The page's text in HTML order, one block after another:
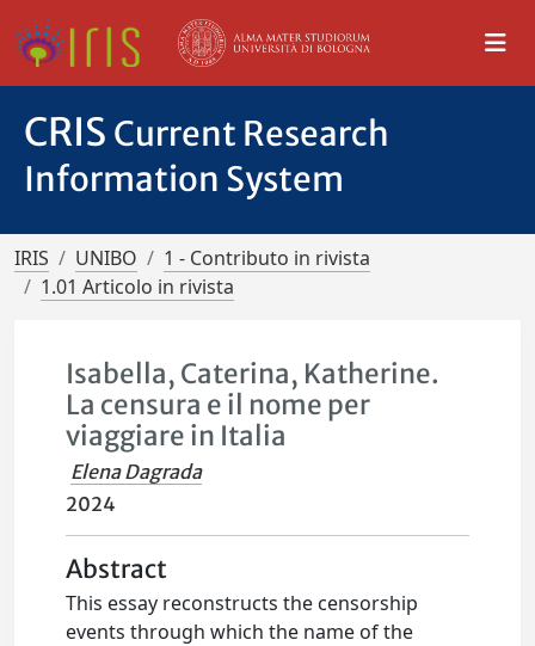
CRIS Current Research
Information System
IRIS UNIBO
1 - Contributo in rivista
1.01 Articolo in rivista
Isabella, Caterina, Katherine.
La censura e il nome per
viaggiare in Italia
Elena Dagrada
2024
Abstract
This essay reconstructs the censorship
events through which the name of the